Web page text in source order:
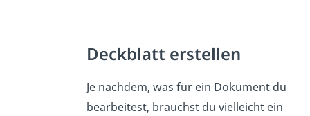
Deckblatt erstellen
Je nachdem, was für ein Dokument du
bearbeitest, brauchst du vielleicht ein